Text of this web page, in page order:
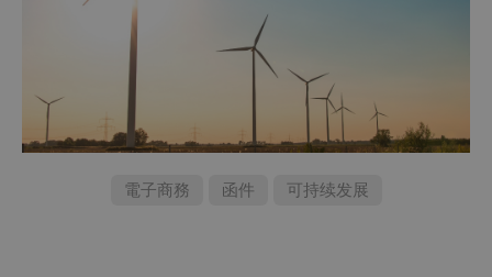
電子商務 函件 可持续发展